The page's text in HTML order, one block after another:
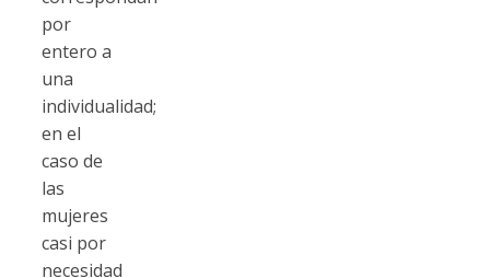
por
entero a
una
individualidad;
en el
caso de
las
mujeres
casi por
necesidad